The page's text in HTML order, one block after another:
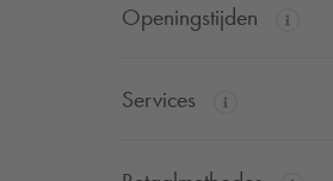
Openingstijden
Services